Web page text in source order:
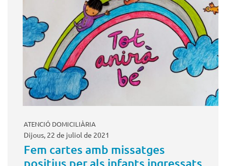
ATENCIÓ DOMICILIÀRIA
Dijous, 22 de juliol de 2021
Fem cartes amb missatges